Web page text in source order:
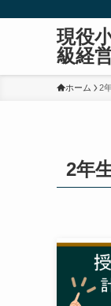
現役
級経
ホーム 2
2年